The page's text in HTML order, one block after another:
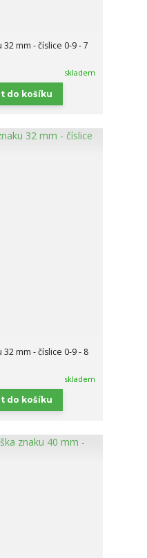
32 mm - číslice 0-9 - 7
skladem
do košíku
32 mm - číslice 0-9 - 8
skladem
do košíku